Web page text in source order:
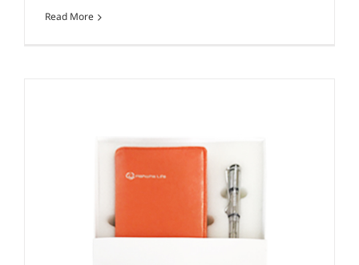
Read More